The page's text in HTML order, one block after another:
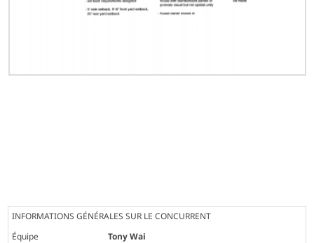
INFORMATIONS GÉNÉRALES SUR LE CONCURRENT
Équipe
Tony Wai